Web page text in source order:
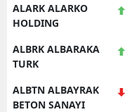
ALARK ALARKO
HOLDING
ALBRK ALBARAKA
TURK
ALBTN ALBAYRAK
BETON SANAYI